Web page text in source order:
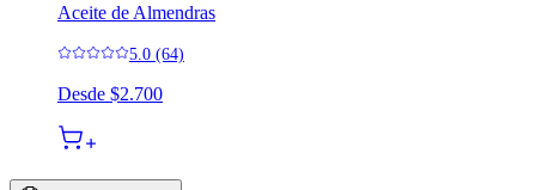
Aceite de Almendras
5.0 (64)
Desde $2.700